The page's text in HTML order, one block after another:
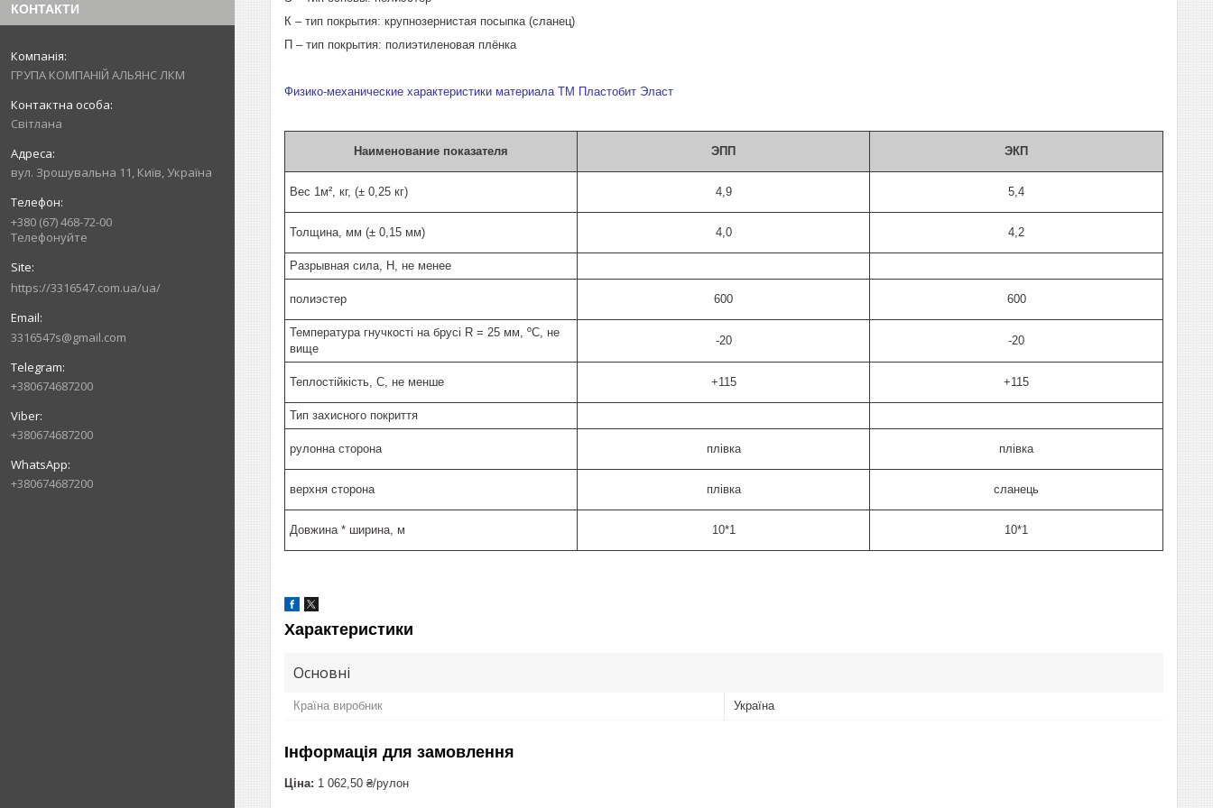
КОНТАКТИ
ГРУПА КОМПАНІЙ АЛЬЯНС ЛКМ
Світлана
вул. Зрошувальна 11, Київ, Україна
+380 (67) 468-72-00
Телефонуйте
https://3316547.com.ua/ua/
3316547s@gmail.com
+380674687200
+380674687200
+380674687200
К – тип покрытия: крупнозернистая посыпка (сланец)
П – тип покрытия: полиэтиленовая плёнка
Физико-механические характеристики материала ТМ Пластобит Эласт
Наименование показателя ЭПП ЭКП
Вес 1м², кг, (± 0,25 кг) 4,9 5,4
Толщина, мм (± 0,15 мм) 4,0 4,2
Разрывная сила, Н, не менее
полиэстер 600 600
Температура гнучкості на брусі R = 25 мм, ºС, не
вище
-20 -20
Теплостійкість, С, не менше +115 +115
Тип захисного покриття
рулонна сторона плівка плівка
верхня сторона плівка сланець
Довжина * ширина, м 10*1 10*1
Характеристики
Основні
Країна виробник Україна
Інформація для замовлення
Ціна: 1 062,50 ₴/рулон